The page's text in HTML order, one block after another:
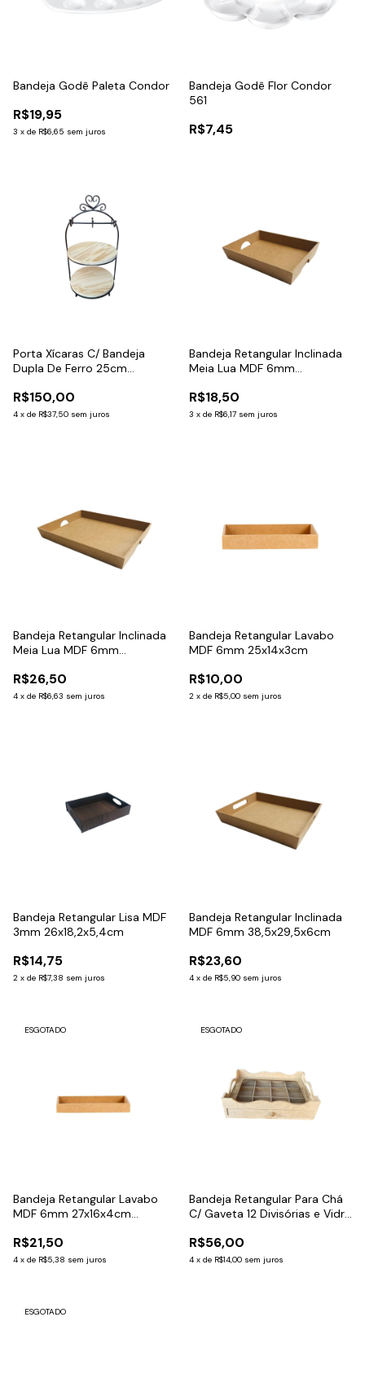
Bandeja Godê Paleta Condor
R$19,95
3 x de R$6,65 sem juros
Bandeja Godê Flor Condor
561
R$7,45
Porta Xícaras C/ Bandeja
Dupla De Ferro 25cm
R$150,00
4 x de R$37,50 sem juros
Bandeja Retangular Inclinada
Meia Lua MDF 6mm
R$18,50
3 x de R$6,17 sem juros
Bandeja Retangular Inclinada
Meia Lua MDF 6mm
R$26,50
4 x de R$6,63 sem juros
Bandeja Retangular Lavabo
MDF 6mm 25x14x3cm
R$10,00
2 x de R$5,00 sem juros
Bandeja Retangular Lisa MDF
3mm 26x18,2x5,4cm
R$14,75
2 x de R$7,38 sem juros
Bandeja Retangular Inclinada
MDF 6mm 38,5x29,5x6cm
R$23,60
4 x de R$5,90 sem juros
ESGOTADO
Bandeja Retangular Lavabo
MDF 6mm 27x16x4cm
R$21,50
4 x de R$5,38 sem juros
ESGOTADO
Bandeja Retangular Para Chá
C/ Gaveta 12 Divisórias e Vidro
R$56,00
4 x de R$14,00 sem juros
ESGOTADO